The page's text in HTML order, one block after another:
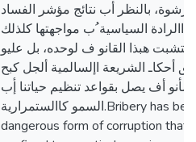
بالنظر أب نتائج مؤشر الفساد
االرادة السياسية ُب مواجهتها كلذلك
هبذا القانو ف لوحده، بل عليو
أحكاـ الشريعة اإلسالمية ألجل كبح
أف يصل بقواعد تنظيم حياتنا إٔب
السمو كاالستمرارية.Bribery has become the most
dangerous form of corruption that